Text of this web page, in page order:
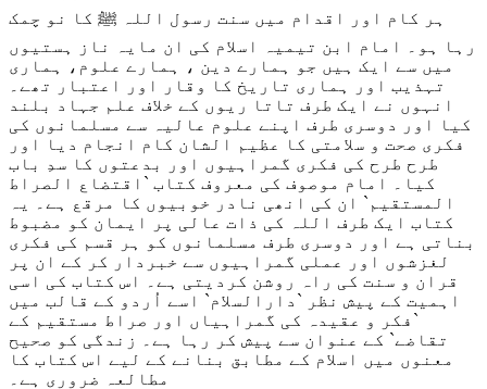
ہر کام اور اقدام میں سنت رسول اللہ ﷺ کا نو چمک
رہا ہو
۔ امام ابن تیمیہ اسلام کی ان مایہ ناز ہستیوں
میں سے ایک ہیں جو ہمارے دین ، ہمارے علوم، ہماری
تہذیب اور ہماری تاریخ کا وقار اور اعتبار تھے۔
انہوں نے ایک طرف تاتا ریوں کے خلاف علم جہاد بلند
کیا اور دوسری طرف اپنے علوم عالیہ سے مسلمانوں کی
فکری صحت و سلامتی کا عظیم الشان کام انجام دیا اور
طرح طرح کی فکری گمراہیوں اور بدعتوں کا سدِ باب
کیا۔ امام موصوف کی معروف کتاب `اقتضاع الصراط
المستقیم` ان کی انھی نادر خوبیوں کا مرقع ہے۔ یہ
کتاب ایک طرف اللہ کی ذات عالی پر ایمان کو مضبوط
بناتی ہے اور دوسری طرف مسلمانوں کو ہر قسم کی فکری
لغزشوں اور عملی گمراہیوں سے خبردار کر کے ان پر
قران و سنت کی راہ روشن کردیتی ہے۔ اس کتاب کی اسی
اہمیت کے پیش نظر `دارالسلام` اسے اُردو کے قالب میں
`فکر و عقیدہ کی گمراہیاں اور صراط مستقیم کے
تقاضے` کے عنوان سے پیش کر رہا ہے۔ زندگی کو صحیح
معنوں میں اسلام کے مطابق بنانے کے لیے اس کتاب کا
مطالعہ ضروری ہے۔